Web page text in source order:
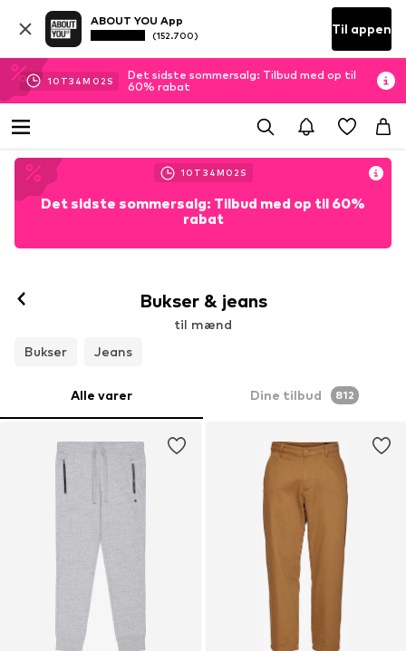
ABOUT YOU App
(152.700) Til appen
10 T34M 00 S
Det sidste sommersalg: Tilbud med op til
60% rabat
10 T 34M 00 S
Det sidste sommersalg: Tilbud med op til 60%
rabat
Bukser & jeans
til mænd
Bukser
Jeans
Alle varer Dine tilbud 812